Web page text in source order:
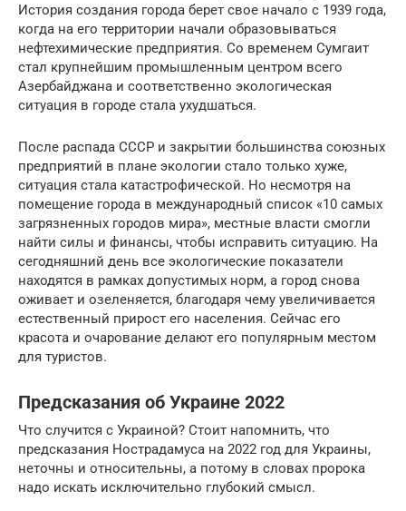
История создания города берет свое начало с 1939 года,
когда на его территории начали образовываться
нефтехимические предприятия. Со временем Сумгаит
стал крупнейшим промышленным центром всего
Азербайджана и соответственно экологическая
ситуация в городе стала ухудшаться.
После распада СССР и закрытии большинства союзных
предприятий в плане экологии стало только хуже,
ситуация стала катастрофической. Но несмотря на
помещение города в международный список «10 самых
загрязненных городов мира», местные власти смогли
найти силы и финансы, чтобы исправить ситуацию. На
сегодняшний день все экологические показатели
находятся в рамках допустимых норм, а город снова
оживает и озеленяется, благодаря чему увеличивается
естественный прирост его населения. Сейчас его
красота и очарование делают его популярным местом
для туристов.
Предсказания об Украине 2022
Что случится с Украиной? Стоит напомнить, что
предсказания Нострадамуса на 2022 год для Украины,
неточны и относительны, а потому в словах пророка
надо искать исключительно глубокий смысл.